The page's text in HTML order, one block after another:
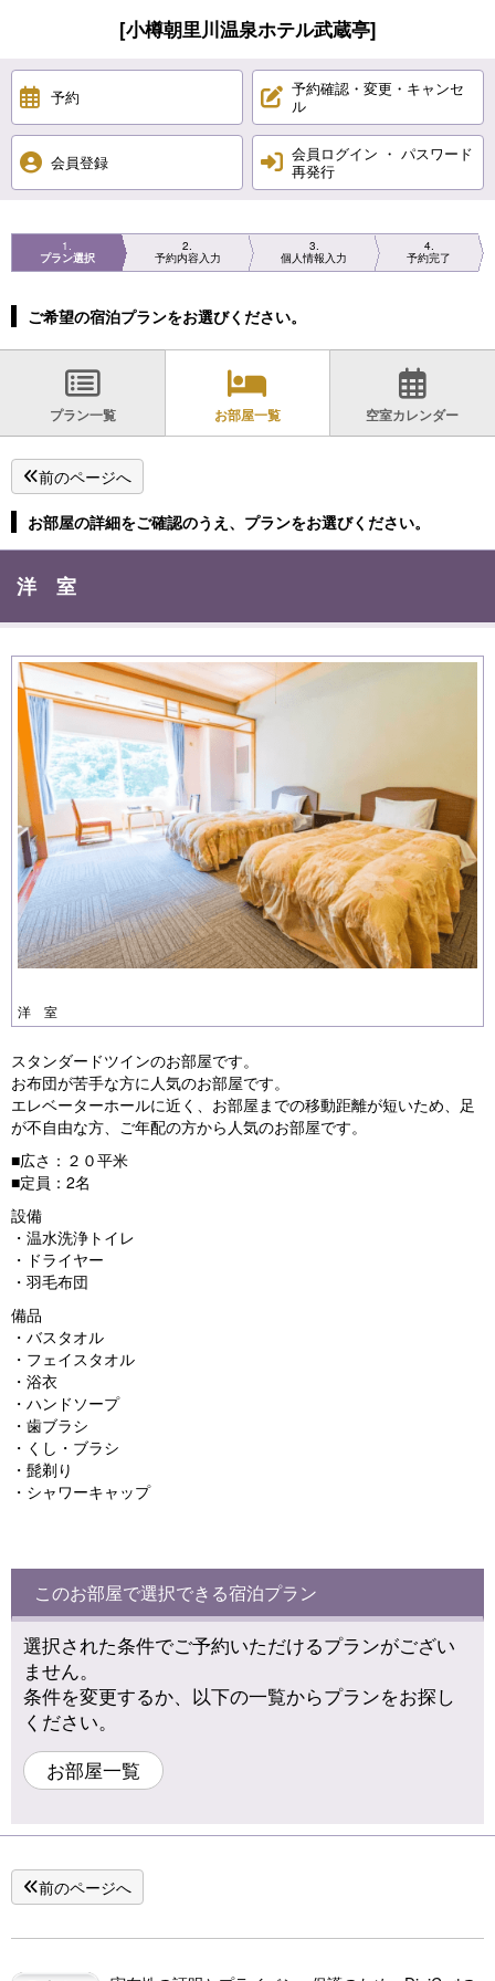
[小樽朝里川温泉ホテル武蔵亭]
予約
予約確認・変更・キャンセ
ル
会員登録
会員ログイン ・ パスワード
再発行
1
プラン選択
2
予約内容入力
3
個人情報入力
4
予約完了
ご希望の宿泊プランをお選びください。
プラン一覧 お部屋一覧 空室カレンダー
前のページへ
お部屋の詳細をご確認のうえ、プランをお選びください。
洋 室
洋 室
スタンダードツインのお部屋です。
お布団が苦手な方に人気のお部屋です。
エレベーターホールに近く、お部屋までの移動距離が短いため、足
が不自由な方、ご年配の方から人気のお部屋です。
■広さ：２０平米
■定員：2名
設備
・温水洗浄トイレ
・ドライヤー
・羽毛布団
備品
・バスタオル
・フェイスタオル
・浴衣
・ハンドソープ
・歯ブラシ
・くし・ブラシ
・髭剃り
・シャワーキャップ
このお部屋で選択できる宿泊プラン
選択された条件でご予約いただけるプランがござい
ません。
条件を変更するか、以下の一覧からプランをお探し
ください。
お部屋一覧
前のページへ